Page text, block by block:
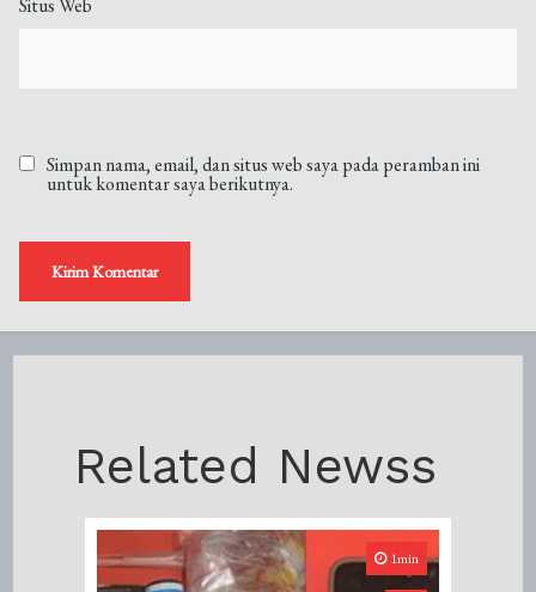
Situs Web
Simpan nama, email, dan situs web saya pada peramban ini
untuk komentar saya berikutnya.
Related Newss
1min